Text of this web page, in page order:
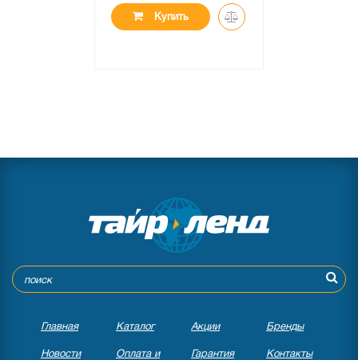
Купить
Главная Каталог Акции Бренды
Новости Оплата и Гарантия Контакты